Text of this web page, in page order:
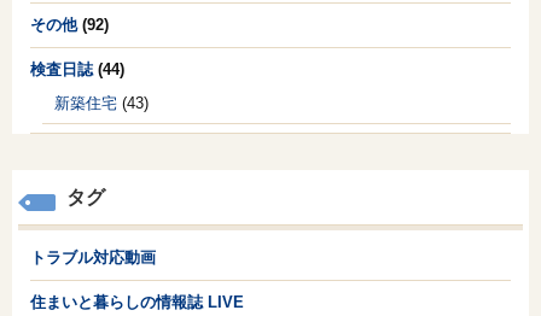
その他(92)
検査日誌 (44)
新築住宅 (43)
タグ
トラブル対応動画
住まいと暮らしの情報誌 LIVE